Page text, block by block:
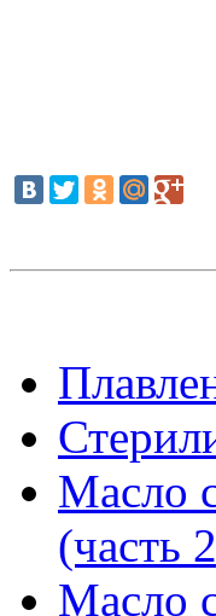
Масло
(часть
Масло